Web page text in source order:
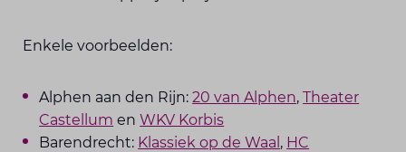
Enkele voorbeelden:
Alphen aan den Rijn:20 van Alphen,Theater
Castellum enWKV Korbis
Barendrecht: Klassiek op de Waal , HC